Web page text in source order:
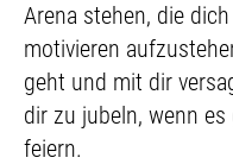
Arena stehen, die
motivieren
geht und mit dir
dir zu jubeln, wenn es
feiern.